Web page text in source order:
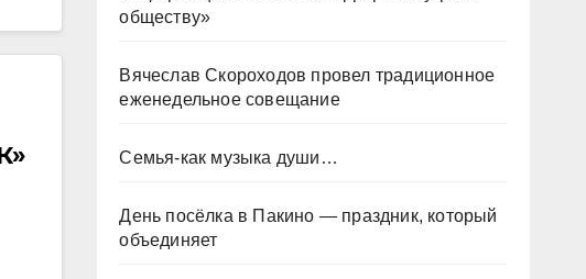
обществу»
Вячеслав Скороходов провел традиционное
еженедельное совещание
Семья-как музыка души…
День посёлка в Пакино — праздник, который
объединяет